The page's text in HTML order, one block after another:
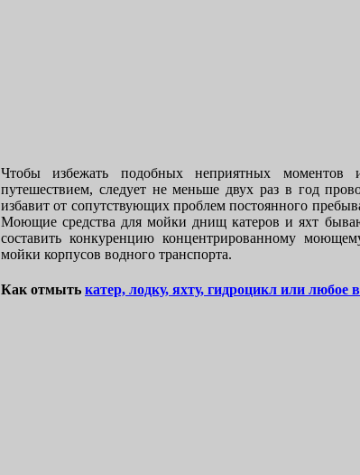
Чтобы избежать подобных неприятных моментов
путешествием, следует не меньше двух раз в год
избавит от сопутствующих проблем постоянного
Моющие средства для мойки днищ катеров и яхт
составить конкуренцию концентрированному
мойки корпусов водного транспорта.
Как отмыть катер, лодку, яхту, гидроцикл или любое